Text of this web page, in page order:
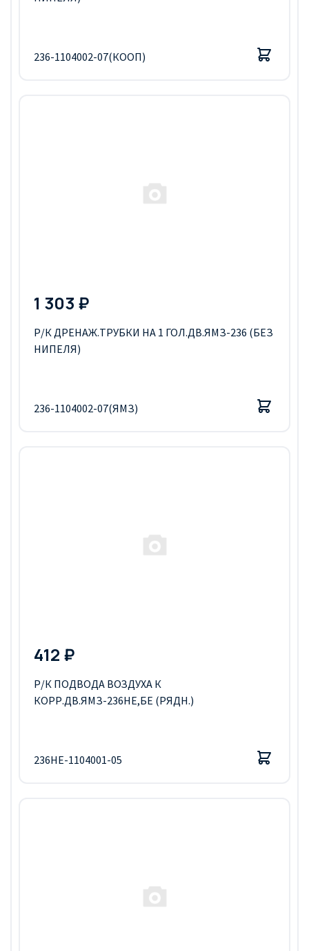
236-1104002-07(КООП)
1 303 ₽
Р/К ДРЕНАЖ.ТРУБКИ НА 1 ГОЛ.ДВ.ЯМЗ-236 (БЕЗ
НИПЕЛЯ)
236-1104002-07(ЯМЗ)
412 ₽
Р/К ПОДВОДА ВОЗДУХА К
КОРР.ДВ.ЯМЗ-236НЕ,БЕ (РЯДН.)
236НЕ-1104001-05